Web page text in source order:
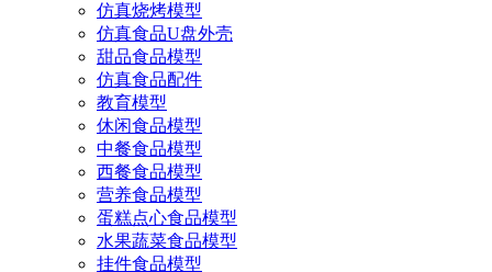
仿真烧烤模型
仿真食品U盘外壳
甜品食品模型
仿真食品配件
教育模型
休闲食品模型
中餐食品模型
西餐食品模型
营养食品模型
蛋糕点心食品模型
水果蔬菜食品模型
挂件食品模型